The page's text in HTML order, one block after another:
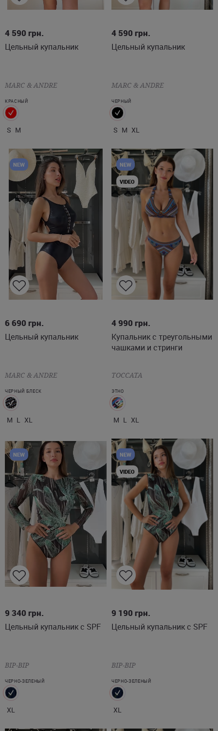
4 590 грн.
Цельный купальник
MARC & ANDRE
КРАСНЫЙ
S M
4 590 грн.
Цельный купальник
MARC & ANDRE
ЧЕРНЫЙ
S M XL
NEW
6 690 грн.
Цельный купальник
MARC & ANDRE
ЧЕРНЫЙ БЛЕСК
M L XL
NEW
VIDEO
4 990 грн.
Купальник с треугольными
чашками и стринги
TOCCATA
ЭТНО
M L XL
NEW
9 340 грн.
Цельный купальник с SPF
BIP-BIP
ЧЕРНО-ЗЕЛЕНЫЙ
XL
NEW
VIDEO
9 190 грн.
Цельный купальник с SPF
BIP-BIP
ЧЕРНО-ЗЕЛЕНЫЙ
XL